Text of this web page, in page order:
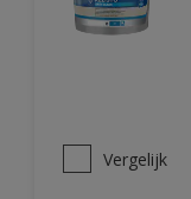
Vergelijk